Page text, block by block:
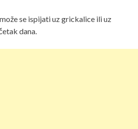
može se ispijati uz grickalice ili uz
dana.